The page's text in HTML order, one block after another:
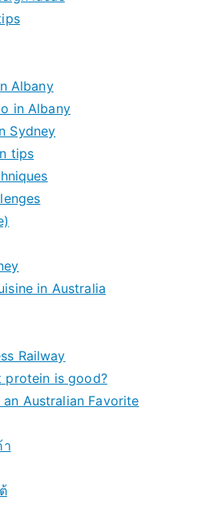
Albany
in Albany
Sydney
tips
in Australia
Railway
protein is good?
Australian Favorite
า